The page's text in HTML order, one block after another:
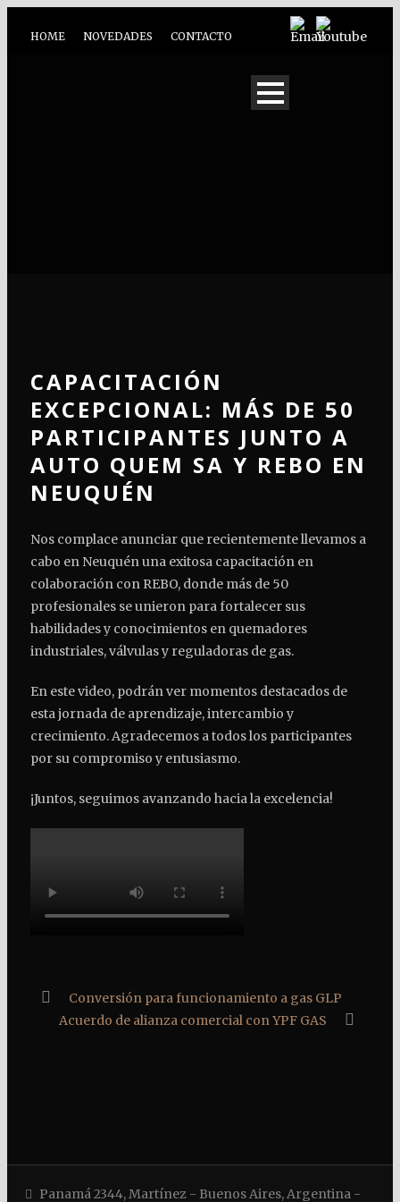
HOME NOVEDADES CONTACTO
CAPACITACIÓN
EXCEPCIONAL: MÁS DE 50
PARTICIPANTES JUNTO A
AUTO QUEM SA Y REBO EN
NEUQUÉN
Nos complace anunciar que recientemente llevamos a
cabo en Neuquén una exitosa capacitación en
colaboración con REBO, donde más de 50
profesionales se unieron para fortalecer sus
habilidades y conocimientos en quemadores
industriales, válvulas y reguladoras de gas.
En este video, podrán ver momentos destacados de
esta jornada de aprendizaje, intercambio y
crecimiento. Agradecemos a todos los participantes
por su compromiso y entusiasmo.
¡Juntos, seguimos avanzando hacia la excelencia!
Conversión para funcionamiento a gas GLP
Acuerdo de alianza comercial con YPF GAS
Panamá 2344, Martínez - Buenos Aires, Argentina -